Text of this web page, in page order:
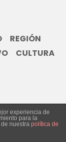
REGIÓN
CULTURA
2023
experiencia de
para la
nuestra política de